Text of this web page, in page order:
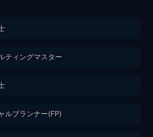
ティングマスター
ルプランナー(FP)